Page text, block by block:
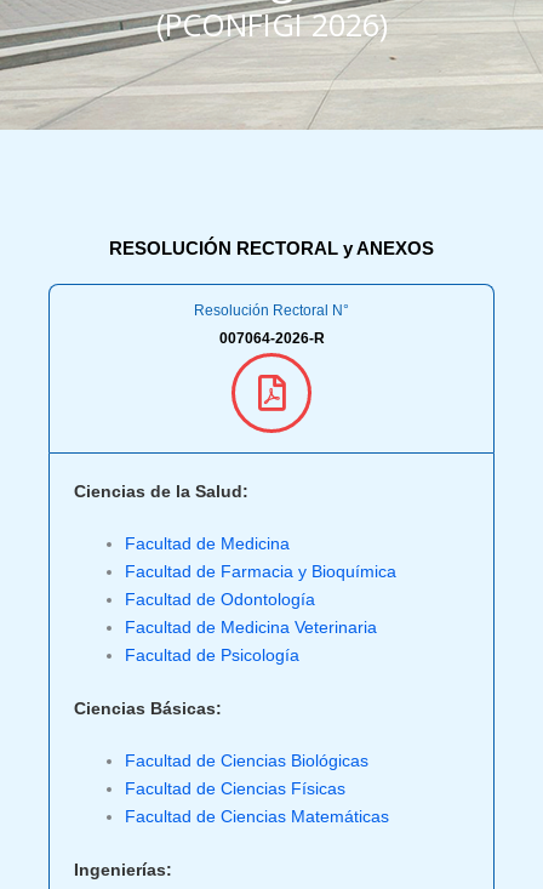
(PCONFIGI 2026)
RESOLUCIÓN RECTORAL y ANEXOS
Resolución Rectoral N°
007064-2026-R
Ciencias de la Salud:
Facultad de Medicina
Facultad de Farmacia y Bioquímica
Facultad de Odontología
Facultad de Medicina Veterinaria
Facultad de Psicología
Ciencias Básicas:
Facultad de Ciencias Biológicas
Facultad de Ciencias Físicas
Facultad de Ciencias Matemáticas
Ingenierías: